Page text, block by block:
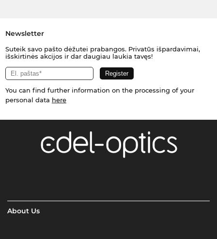
Newsletter
Suteik savo pašto dėžutei prabangos. Privatūs išpardavimai,
išskirtinės akcijos ir dar daugiau laukia tavęs!
You can find further information on the processing of your
personal data here
About Us